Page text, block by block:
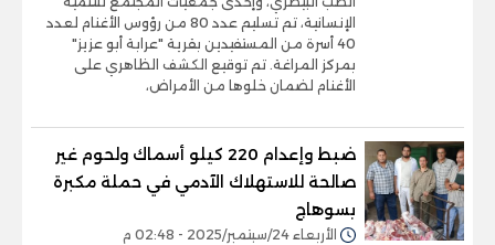
الإنسانية، تم تسليم عدد 80 من رؤوس الأغنام لعدد
40 أسرة من المستفيدين بقرية "عرابة أبو عزيز"
بمركز المراغة. تم توقيع الكشف الظاهري على
الأغنام لضمان خلوها من الأمراض،
ضبط وإعدام 220 كيلو أسماك ولحوم غير
صالحة للاستهلاك الآدمي في حملة مكبرة
بسوهاج
الأربعاء 24/سبتمبر/2025 - 02:48 م